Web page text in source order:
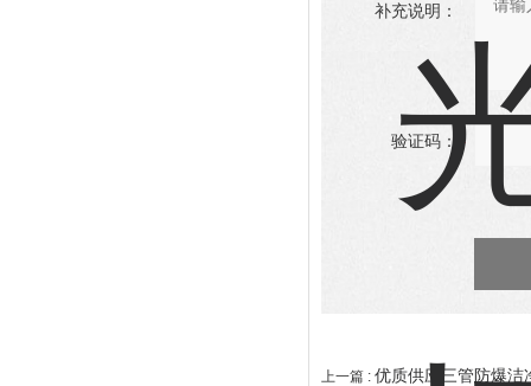
补充说明：
验证码：
上一篇 : 优质供应三管防爆洁